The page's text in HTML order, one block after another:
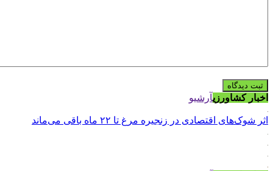
اخبار کشاورزیآرشیو
اثر شوک‌های اقتصادی در زنجیره مرغ تا ۲۲ ماه باقی می‌ماند